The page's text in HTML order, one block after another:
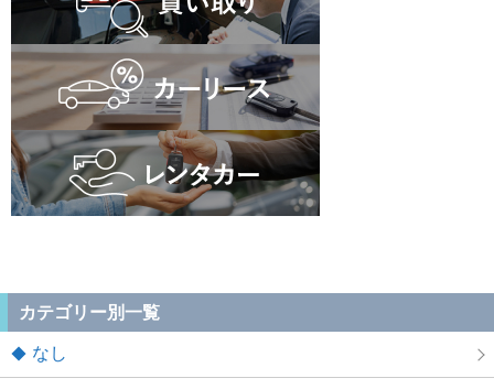
カテゴリー別一覧
なし